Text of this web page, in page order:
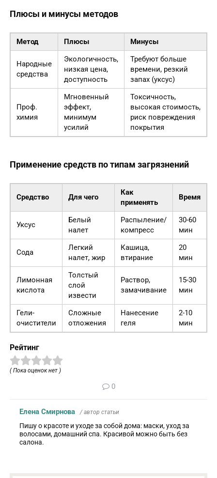
Плюсы и минусы методов
Метод Плюсы Минусы
Народные
средства
Экологичность,
низкая цена,
доступность
Требуют больше
времени, резкий
запах (уксус)
Проф.
химия
Мгновенный
эффект,
минимум
усилий
Токсичность,
высокая стоимость,
риск повреждения
покрытия
Применение средств по типам загрязнений
Средство Для чего
Как
применять
Время
Уксус
Белый
налет
Распыление/
компресс
30-60
мин
Сода
Легкий
налет, жир
Кашица,
втирание
20
мин
Лимонная
кислота
Толстый
слой
извести
Раствор,
замачивание
15-30
мин
Гели-
очистители
Сложные
отложения
Нанесение
геля
2-10
мин
Рейтинг
( Пока оценок нет )
0
Елена Смирнова / автор статьи
Пишу о красоте и уходе за собой дома: маски, уход за
волосами, домашний спа. Красивой можно быть без
салона.